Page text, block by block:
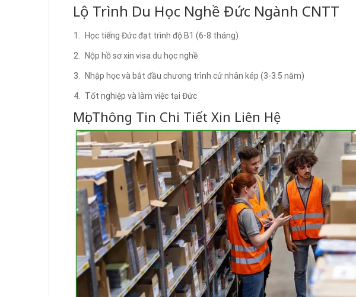
Lộ Trình Du Học Nghề Đức Ngành CNTT
Học tiếng Đức đạt trình độ B1 (6-8 tháng)
Nộp hồ sơ xin visa du học nghề
Nhập học và bắt đầu chương trình cử nhân kép (3-3.5 năm)
Tốt nghiệp và làm việc tại Đức
Mọi Thông Tin Chi Tiết Xin Liên Hệ